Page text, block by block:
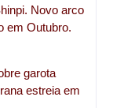
Novo arco
em Outubro.
garota
estreia em